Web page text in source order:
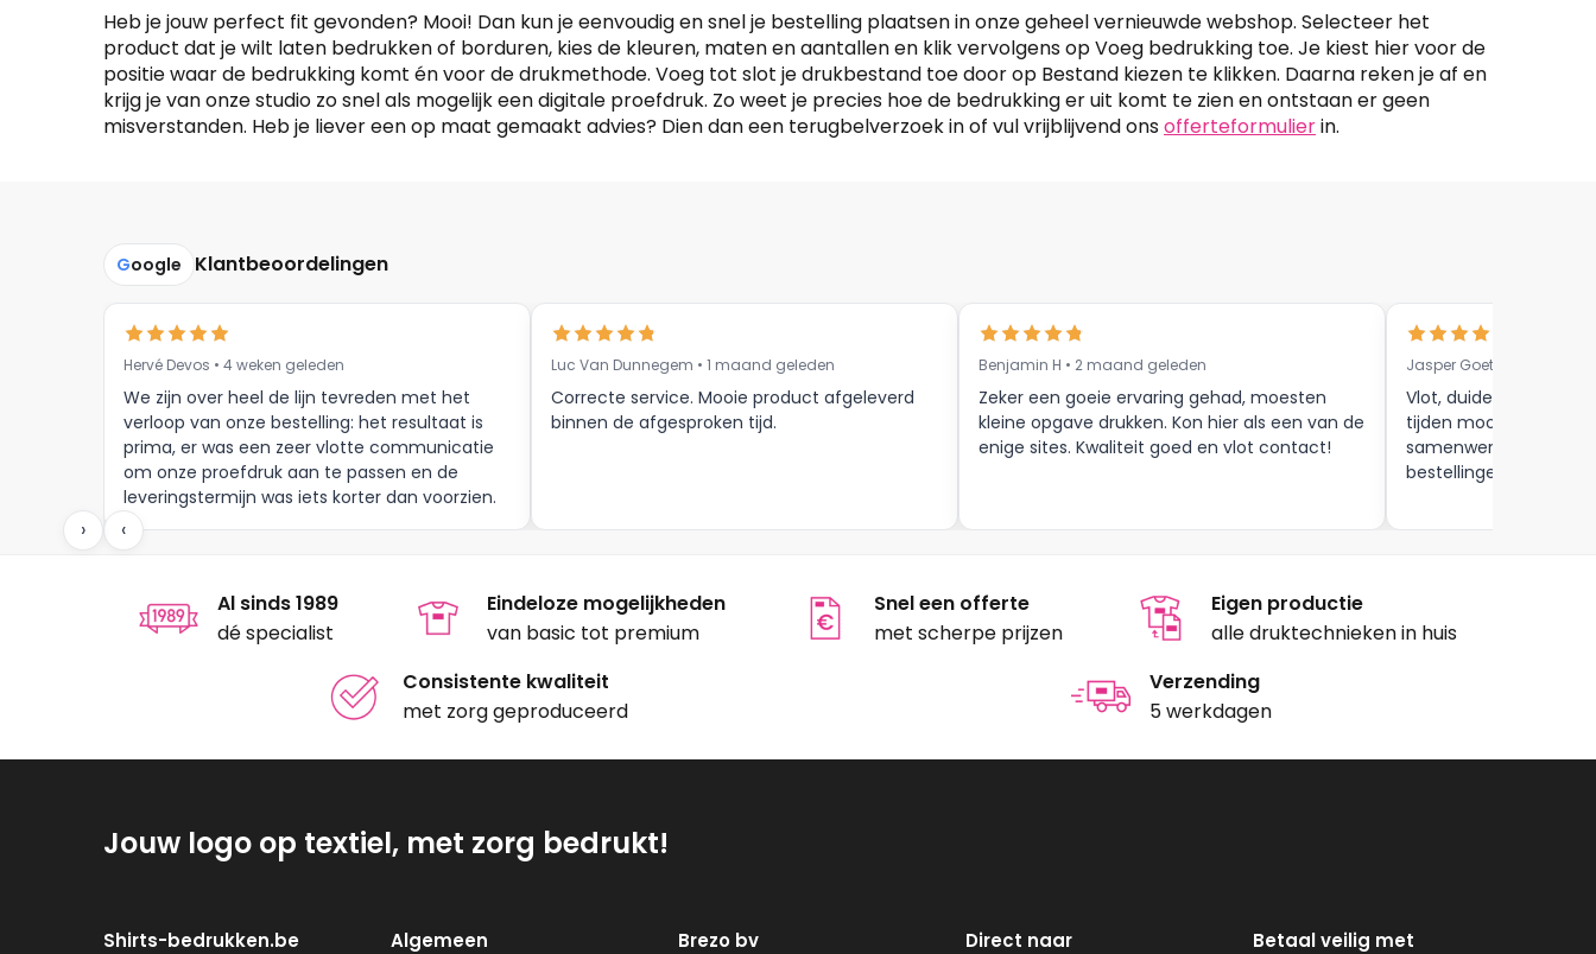
Heb je jouw perfect fit gevonden? Mooi! Dan kun je eenvoudig en snel je bestelling plaatsen in onze geheel vernieuwde webshop. Selecteer het
product dat je wilt laten bedrukken of borduren, kies de kleuren, maten en aantallen en klik vervolgens op Voeg bedrukking toe. Je kiest hier voor de
positie waar de bedrukking komt én voor de drukmethode. Voeg tot slot je drukbestand toe door op Bestand kiezen te klikken. Daarna reken je af en
krijg je van onze studio zo snel als mogelijk een digitale proefdruk. Zo weet je precies hoe de bedrukking er uit komt te zien en ontstaan er geen
misverstanden. Heb je liever een op maat gemaakt advies? Dien dan een terugbelverzoek in of vul vrijblijvend onsofferteformulierin.
Google Klantbeoordelingen
Hervé Devos • 4 weken geleden
We zijn over heel de lijn tevreden met het
verloop van onze bestelling: het resultaat is
prima, er was een zeer vlotte communicatie
om onze proefdruk aan te passen en de
leveringstermijn was iets korter dan voorzien.
Meer moet dat niet zijn.
Luc Van Dunnegem • 1 maand geleden
Correcte service. Mooie product afgeleverd
binnen de afgesproken tijd.
Benjamin H • 2 maand geleden
Zeker een goeie ervaring gehad, moesten
kleine opgave drukken. Kon hier als een van de
enige sites. Kwaliteit goed en vlot contact!
Jasper Goethals • 9
Vlot, duidelijke
tijden mooie
samenwerking tot
bestellingen , zijn
‹
›
Al sinds 1989
dé specialist
Eindeloze mogelijkheden
van basic tot premium
Snel een offerte
met scherpe prijzen
Eigen productie
alle druktechnieken in huis
Consistente kwaliteit
met zorg geproduceerd
Verzending
5 werkdagen
Jouw logo op textiel, met zorg bedrukt!
Shirts-bedrukken.be Algemeen Brezo bv Direct naar Betaal veilig met